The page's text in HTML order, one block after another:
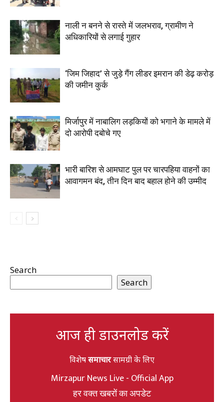
नाली न बनने से रास्ते में जलभराव, ग्रामीण ने
अधिकारियों से लगाई गुहार
‘जिम जिहाद’ से जुड़े गैंग लीडर इमरान की डेढ़ करोड़
की जमीन कुर्क
मिर्जापुर में नाबालिग लड़कियों को भगाने के मामले में
दो आरोपी दबोचे गए
भारी बारिश से आमघाट पुल पर चारपहिया वाहनों का
आवागमन बंद, तीन दिन बाद बहाल होने की उम्मीद
Search
Search
आज ही डाउनलोड करें
विशेषसमाचारसामग्री के लिए
Mirzapur News Live - Official App
हर वक्त खबरों का अपडेट